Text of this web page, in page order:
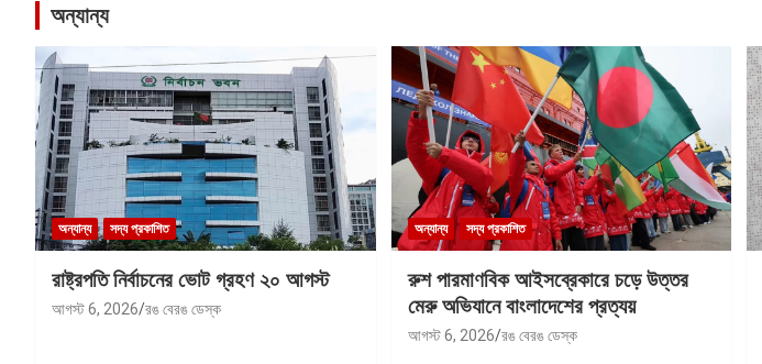
অন্যান্য
অন্যান্য সদ্য প্রকাশিত
রাষ্ট্রপতি নির্বাচনের ভোট গ্রহণ ২০ আগস্ট
আগস্ট 6, 2026 রঙ বেরঙ ডেস্ক
অন্যান্য সদ্য প্রকাশিত
রুশ পারমাণবিক আইসব্রেকারে চড়ে উত্তর
মেরু অভিযানে বাংলাদেশের প্রত্যয়
আগস্ট 6, 2026 রঙ বেরঙ ডেস্ক